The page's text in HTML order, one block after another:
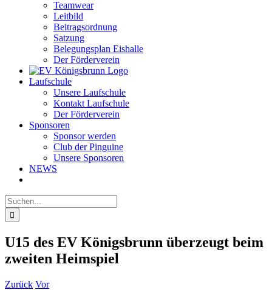
Teamwear
Leitbild
Beitragsordnung
Satzung
Belegungsplan Eishalle
Der Förderverein
Laufschule
Unsere Laufschule
Kontakt Laufschule
Der Förderverein
Sponsoren
Sponsor werden
Club der Pinguine
Unsere Sponsoren
NEWS
Suche
nach:
U15 des EV Königsbrunn überzeugt beim
zweiten Heimspiel
Zurück Vor